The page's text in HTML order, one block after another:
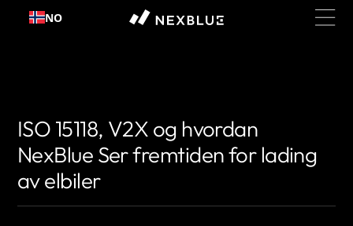
NO
ISO 15118, V2X og hvordan
NexBlue Ser fremtiden for lading
av elbiler